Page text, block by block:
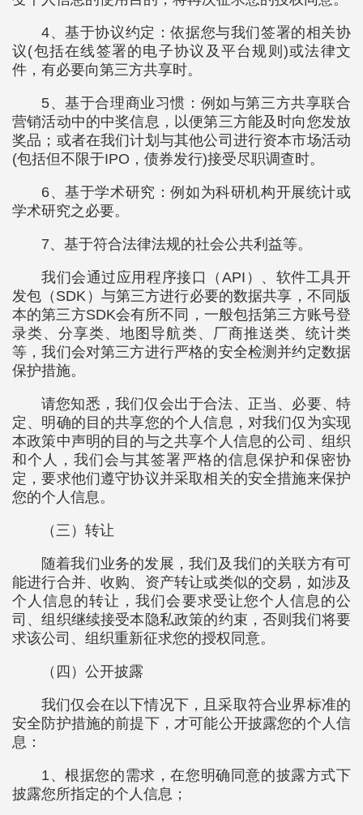
4、基于协议约定：依据您与我们签署的相关协
议(包括在线签署的电子协议及平台规则)或法律文
件，有必要向第三方共享时。
5、基于合理商业习惯：例如与第三方共享联合
营销活动中的中奖信息，以便第三方能及时向您发放
奖品；或者在我们计划与其他公司进行资本市场活动
(包括但不限于IPO，债券发行)接受尽职调查时。
6、基于学术研究：例如为科研机构开展统计或
学术研究之必要。
7、基于符合法律法规的社会公共利益等。
我们会通过应用程序接口（API）、软件工具开
发包（SDK）与第三方进行必要的数据共享，不同版
本的第三方SDK会有所不同，一般包括第三方账号登
录类、分享类、地图导航类、厂商推送类、统计类
等，我们会对第三方进行严格的安全检测并约定数据
保护措施。
请您知悉，我们仅会出于合法、正当、必要、特
定、明确的目的共享您的个人信息，对我们仅为实现
本政策中声明的目的与之共享个人信息的公司、组织
和个人，我们会与其签署严格的信息保护和保密协
定，要求他们遵守协议并采取相关的安全措施来保护
您的个人信息。
（三）转让
随着我们业务的发展，我们及我们的关联方有可
能进行合并、收购、资产转让或类似的交易，如涉及
个人信息的转让，我们会要求受让您个人信息的公
司、组织继续接受本隐私政策的约束，否则我们将要
求该公司、组织重新征求您的授权同意。
（四）公开披露
我们仅会在以下情况下，且采取符合业界标准的
安全防护措施的前提下，才可能公开披露您的个人信
息：
1、根据您的需求，在您明确同意的披露方式下
披露您所指定的个人信息；